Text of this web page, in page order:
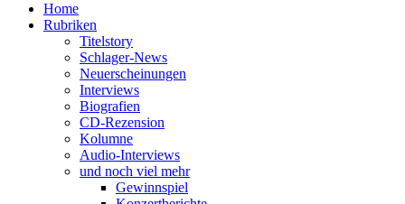
Home
Rubriken
Titelstory
Schlager-News
Neuerscheinungen
Interviews
Biografien
CD-Rezension
Kolumne
Audio-Interviews
und noch viel mehr
Gewinnspiel